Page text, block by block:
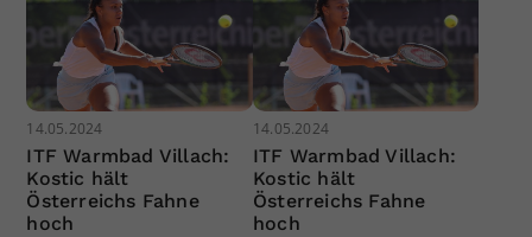
14.05.2024
ITF Warmbad Villach:
Kostic hält
Österreichs Fahne
hoch
14.05.2024
ITF Warmbad Villach:
Kostic hält
Österreichs Fahne
hoch